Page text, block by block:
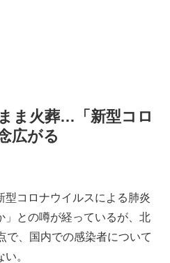
ま火葬…「新型コロ
広がる
型コロナウイルスによる肺炎
」との噂が経っているが、北
で、国内での感染者について
。